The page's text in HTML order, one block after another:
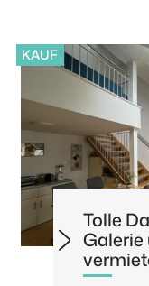
Tolle
Galerie
KAUF